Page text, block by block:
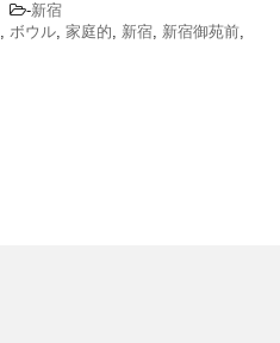
-新宿
, ボウル, 家庭的, 新宿, 新宿御苑前,